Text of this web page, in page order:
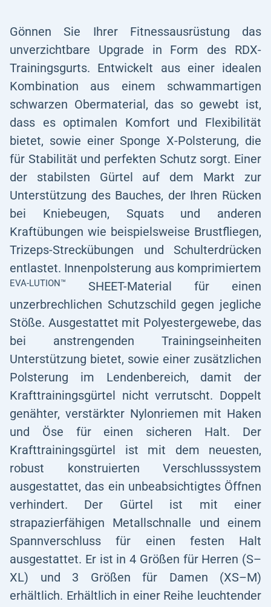
Gönnen Sie Ihrer Fitnessausrüstung das
unverzichtbare Upgrade in Form des RDX-
Trainingsgurts. Entwickelt aus einer idealen
Kombination aus einem schwammartigen
schwarzen Obermaterial, das so gewebt ist,
dass es optimalen Komfort und Flexibilität
bietet, sowie einer Sponge X-Polsterung, die
für Stabilität und perfekten Schutz sorgt. Einer
der stabilsten Gürtel auf dem Markt zur
Unterstützung des Bauches, der Ihren Rücken
bei Kniebeugen, Squats und anderen
Kraftübungen wie beispielsweise Brustfliegen,
Trizeps-Streckübungen und Schulterdrücken
entlastet. Innenpolsterung aus komprimiertem
EVA-LUTION™
SHEET-Material für einen
unzerbrechlichen Schutzschild gegen jegliche
Stöße. Ausgestattet mit Polyestergewebe, das
bei anstrengenden Trainingseinheiten
Unterstützung bietet, sowie einer zusätzlichen
Polsterung im Lendenbereich, damit der
Krafttrainingsgürtel nicht verrutscht. Doppelt
genähter, verstärkter Nylonriemen mit Haken
und Öse für einen sicheren Halt. Der
Krafttrainingsgürtel ist mit dem neuesten,
robust konstruierten Verschlusssystem
ausgestattet, das ein unbeabsichtigtes Öffnen
verhindert. Der Gürtel ist mit einer
strapazierfähigen Metallschnalle und einem
Spannverschluss für einen festen Halt
ausgestattet. Er ist in 4 Größen für Herren (S–
XL) und 3 Größen für Damen (XS–M)
erhältlich. Erhältlich in einer Reihe leuchtender